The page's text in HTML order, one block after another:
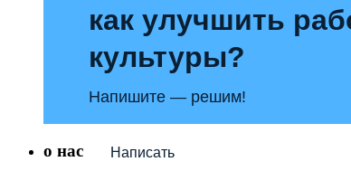
как улучшить
культуры?
Напишите — решим!
Написать
о нас